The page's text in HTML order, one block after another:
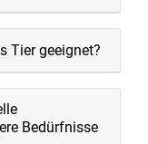
Tier geeignet?
Bedürfnisse